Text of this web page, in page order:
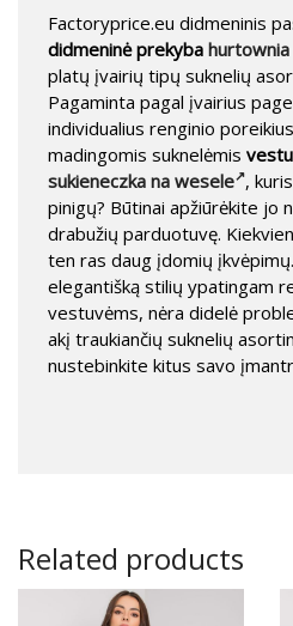
Factoryprice.eu didmeninis
didmeninė prekyba
platų įvairių tipų suknelių
Pagaminta pagal įvairius
individualius renginio
madingomis suknelėmis
sukieneczka na wesele ,
pinigų? Būtinai apžiūrėkite jo
drabužių parduotuvę.
ten ras daug įdomių
elegantišką stilių ypatingam
vestuvėms, nėra didelė
akį traukiančių suknelių
nustebinkite kitus savo
Related products